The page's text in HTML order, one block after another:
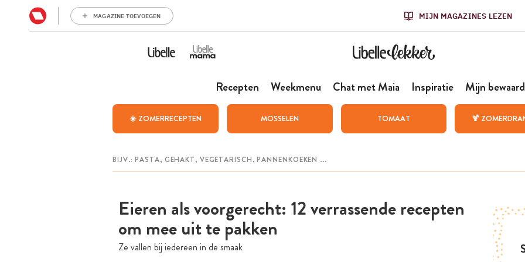
MAGAZINE TOEVOEGEN MIJN MAGAZINES LEZEN
Recepten Weekmenu Chat met Maia Inspiratie Mijn
☀️ ZOMERRECEPTEN MOSSELEN TOMAAT 🍹
Eieren als voorgerecht: 12 verrassende recepten
om mee uit te pakken
Ze vallen bij iedereen in de smaak